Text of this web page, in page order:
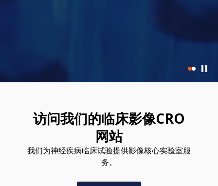
访问我们的临床影像CRO
网站
我们为神经疾病临床试验提供影像核心实验室服
务。